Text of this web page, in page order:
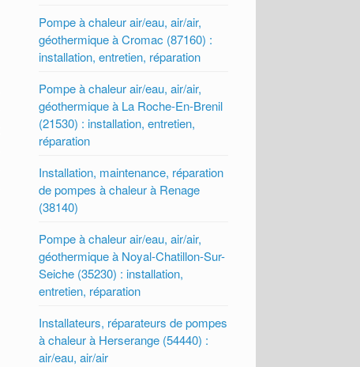
Pompe à chaleur air/eau, air/air,
géothermique à Cromac (87160) :
installation, entretien, réparation
Pompe à chaleur air/eau, air/air,
géothermique à La Roche-En-Brenil
(21530) : installation, entretien,
réparation
Installation, maintenance, réparation
de pompes à chaleur à Renage
(38140)
Pompe à chaleur air/eau, air/air,
géothermique à Noyal-Chatillon-Sur-
Seiche (35230) : installation,
entretien, réparation
Installateurs, réparateurs de pompes
à chaleur à Herserange (54440) :
air/eau, air/air